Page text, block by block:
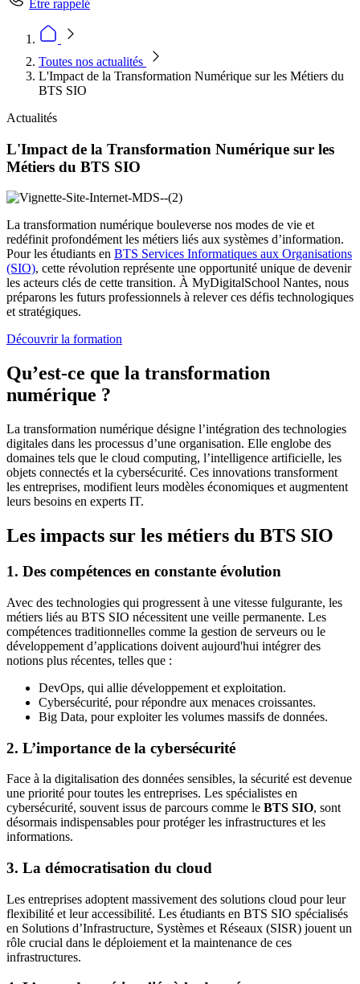
Être rappelé
Toutes nos actualités
L'Impact de la Transformation Numérique sur les Métiers du
BTS SIO
Actualités
L'Impact de la Transformation Numérique sur les
Métiers du BTS SIO
La transformation numérique bouleverse nos modes de vie et
redéfinit profondément les métiers liés aux systèmes d’information.
Pour les étudiants en BTS Services Informatiques aux Organisations
(SIO), cette révolution représente une opportunité unique de devenir
les acteurs clés de cette transition. À MyDigitalSchool Nantes, nous
préparons les futurs professionnels à relever ces défis technologiques
et stratégiques.
Découvrir la formation
Qu’est-ce que la transformation
numérique ?
La transformation numérique désigne l’intégration des technologies
digitales dans les processus d’une organisation. Elle englobe des
domaines tels que le cloud computing, l’intelligence artificielle, les
objets connectés et la cybersécurité. Ces innovations transforment
les entreprises, modifient leurs modèles économiques et augmentent
leurs besoins en experts IT.
Les impacts sur les métiers du BTS SIO
1. Des compétences en constante évolution
Avec des technologies qui progressent à une vitesse fulgurante, les
métiers liés au BTS SIO nécessitent une veille permanente. Les
compétences traditionnelles comme la gestion de serveurs ou le
développement d’applications doivent aujourd'hui intégrer des
notions plus récentes, telles que :
DevOps, qui allie développement et exploitation.
Cybersécurité, pour répondre aux menaces croissantes.
Big Data, pour exploiter les volumes massifs de données.
2. L’importance de la cybersécurité
Face à la digitalisation des données sensibles, la sécurité est devenue
une priorité pour toutes les entreprises. Les spécialistes en
cybersécurité, souvent issus de parcours comme le BTS SIO, sont
désormais indispensables pour protéger les infrastructures et les
informations.
3. La démocratisation du cloud
Les entreprises adoptent massivement des solutions cloud pour leur
flexibilité et leur accessibilité. Les étudiants en BTS SIO spécialisés
en Solutions d’Infrastructure, Systèmes et Réseaux (SISR) jouent un
rôle crucial dans le déploiement et la maintenance de ces
infrastructures.